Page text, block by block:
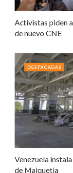
Activistas piden
de nuevo CNE
Venezuela
de Maiquetía
DESTACADAS